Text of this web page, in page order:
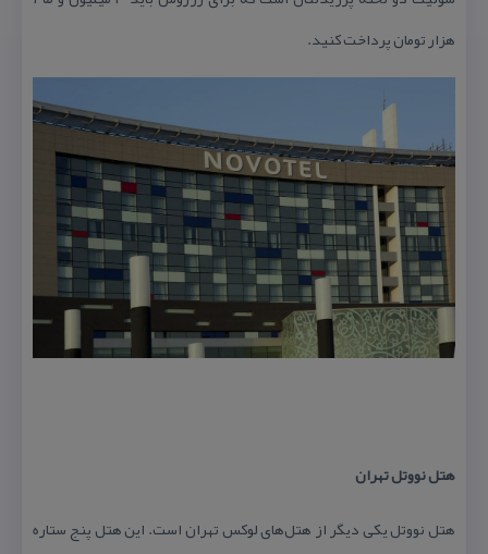
هزار تومان پرداخت كنید.
هتل نووتل تهران
هتل نووتل یكی دیگر از هتل‌های لوكس تهران است. این هتل پنج ستاره